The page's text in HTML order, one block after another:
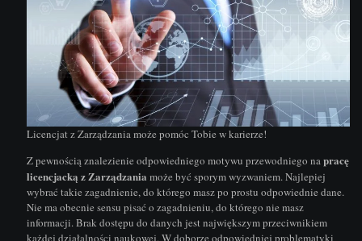
Licencjat z Zarządzania może pomóc Tobie w karierze!
Z pewnością znalezienie odpowiedniego motywu przewodniego napracę
licencjacką z Zarządzania może być sporym wyzwaniem. Najlepiej
wybrać takie zagadnienie, do którego masz po prostu odpowiednie dane.
Nie ma obecnie sensu pisać o zagadnieniu, do którego nie masz
informacji. Brak dostępu do danych jest największym przeciwnikiem
każdej działalności naukowej. W doborze odpowiedniej problematyki